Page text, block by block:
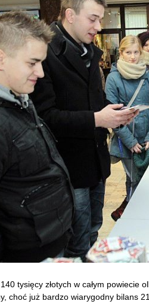
tysięcy złotych w całym powiecie
choć już bardzo wiarygodny bilans